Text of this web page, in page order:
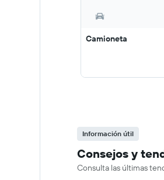
Camioneta
Información útil
Consejos y
Consulta las últimas